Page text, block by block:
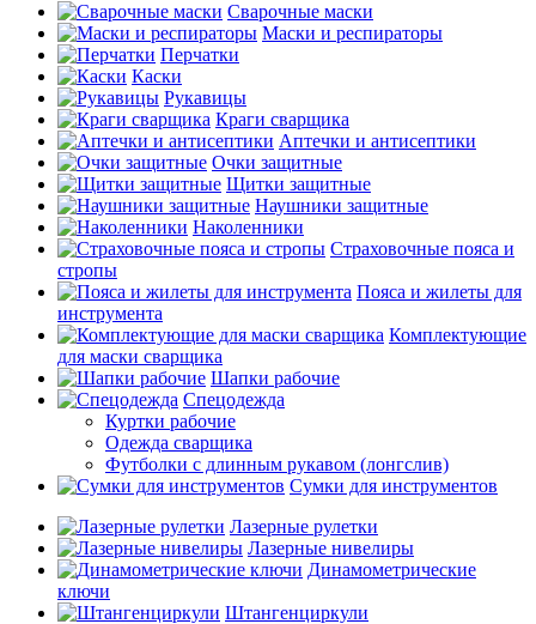
Сварочные маски
Маски и респираторы
Перчатки
Каски
Рукавицы
Краги сварщика
Аптечки и антисептики
Очки защитные
Щитки защитные
Наушники защитные
Наколенники
Страховочные пояса и
стропы
Пояса и жилеты для
инструмента
Комплектующие
для маски сварщика
Шапки рабочие
Спецодежда
Куртки рабочие
Одежда сварщика
Футболки с длинным рукавом (лонгслив)
Сумки для инструментов
Лазерные рулетки
Лазерные нивелиры
Динамометрические
ключи
Штангенциркули